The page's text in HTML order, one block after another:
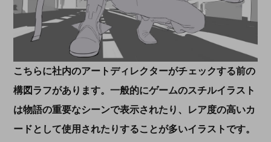
こちらに社内のアートディレクターがチェックする前の
構図ラフがあります。一般的にゲームのスチルイラスト
は物語の重要なシーンで表示されたり、レア度の高いカ
ードとして使用されたりすることが多いイラストです。